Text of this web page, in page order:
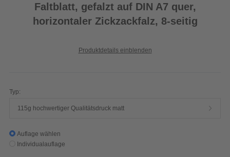
Faltblatt, gefalzt auf DIN A7 quer,
horizontaler Zickzackfalz, 8-seitig
Produktdetails einblenden
Typ:
115g hochwertiger Qualitätsdruck matt
Auflage wählen
Individualauflage